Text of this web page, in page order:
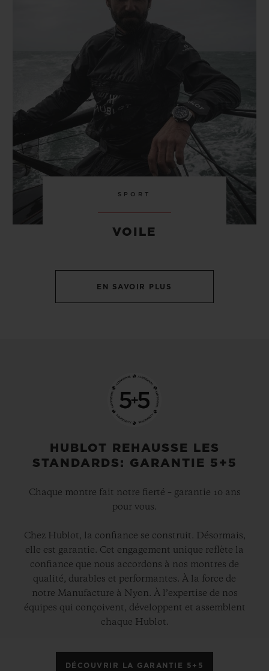
SPORT
VOILE
EN SAVOIR PLUS
HUBLOT REHAUSSE LES
STANDARDS: GARANTIE 5+5
Chaque montre fait notre fierté – garantie 10 ans
pour vous.
Chez Hublot, la confiance se construit. Désormais,
elle est garantie. Cet engagement unique reflète la
confiance que nous accordons à nos montres de
qualité, durables et performantes. À la force de
notre Manufacture à Nyon. À l’expertise de nos
équipes qui conçoivent, développent et assemblent
chaque Hublot.
DÉCOUVRIR LA GARANTIE 5+5